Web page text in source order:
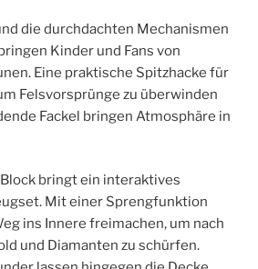
die durchdachten Mechanismen
Kinder und Fans von
Eine praktische Spitzhacke für
Felsvorsprünge zu überwinden
Fackel bringen Atmosphäre in
bringt ein interaktives
Mit einer Sprengfunktion
ins Innere freimachen, um nach
und Diamanten zu schürfen.